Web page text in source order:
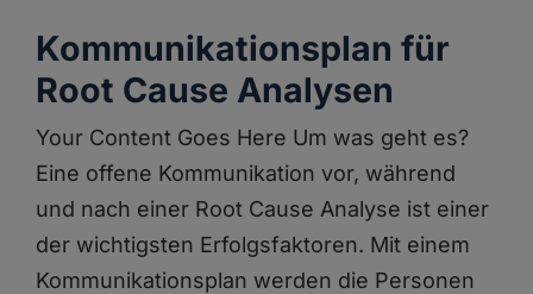
Kommunikationsplan für
Root Cause Analysen
Your Content Goes Here Um was geht es?
Eine offene Kommunikation vor, während
und nach einer Root Cause Analyse ist einer
der wichtigsten Erfolgsfaktoren. Mit einem
Kommunikationsplan werden die Personen